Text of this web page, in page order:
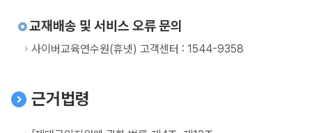
교재배송 및 서비스 오류 문의
사이버교육연수원(휴넷) 고객센터 : 1544-9358
근거법령